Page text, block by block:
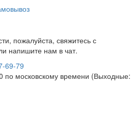
пожалуйста, свяжитесь с
напишите нам в чат.
69-79
московскому времени (Выходные: